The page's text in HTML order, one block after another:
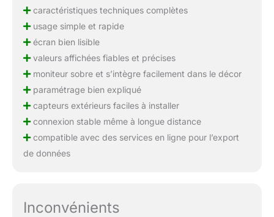
caractéristiques techniques complètes
usage simple et rapide
écran bien lisible
valeurs affichées fiables et précises
moniteur sobre et s’intègre facilement dans le décor
paramétrage bien expliqué
capteurs extérieurs faciles à installer
connexion stable même à longue distance
compatible avec des services en ligne pour l’export
de données
Inconvénients